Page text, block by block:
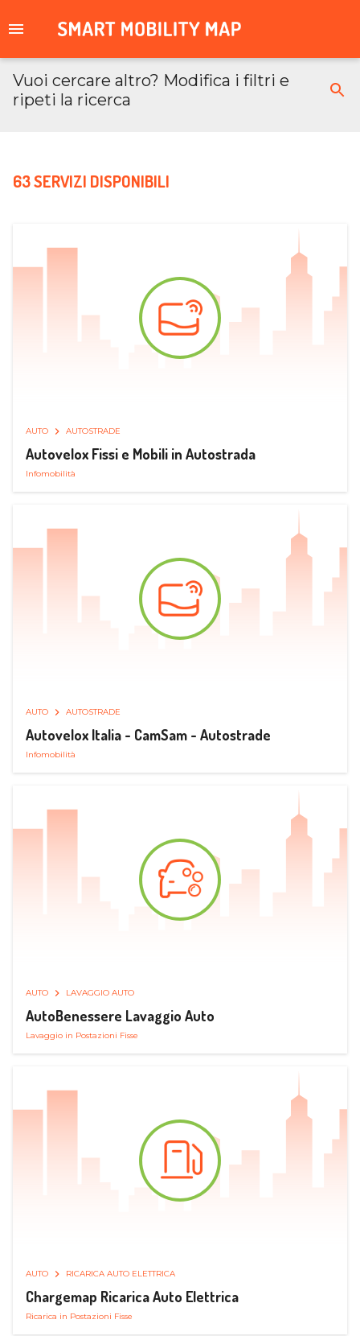
Vuoi cercare altro? Modifica i filtri e
ripeti la ricerca
63 SERVIZI DISPONIBILI
AUTO AUTOSTRADE
Autovelox Fissi e Mobili in Autostrada
Infomobilità
AUTO AUTOSTRADE
Autovelox Italia - CamSam - Autostrade
Infomobilità
AUTO LAVAGGIO AUTO
AutoBenessere Lavaggio Auto
Lavaggio in Postazioni Fisse
AUTO RICARICA AUTO ELETTRICA
Chargemap Ricarica Auto Elettrica
Ricarica in Postazioni Fisse